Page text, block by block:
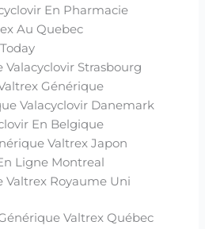
En Pharmacie
Au Quebec
Strasbourg
Générique
Valacyclovir Danemark
En Belgique
Valtrex Japon
Ligne Montreal
Valtrex Royaume Uni
Valtrex Québec